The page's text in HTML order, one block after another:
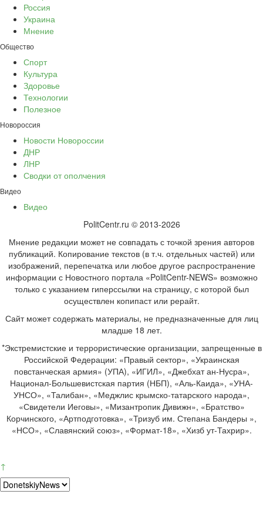
Россия
Украина
Мнение
Общество
Спорт
Культура
Здоровье
Технологии
Полезное
Новороссия
Новости Новороссии
ДНР
ЛНР
Сводки от ополчения
Видео
Видео
PolitCentr.ru © 2013-2026
Мнение редакции может не совпадать с точкой зрения авторов
публикаций. Копирование текстов (в т.ч. отдельных частей) или
изображений, перепечатка или любое другое распространение
информации с Новостного портала «PolitCentr-NEWS» возможно
только с указанием гиперссылки на страницу, с которой был
осуществлен копипаст или рерайт.
Сайт может содержать материалы, не предназначенные для лиц
младше 18 лет.
*Экстремистские и террористические организации, запрещенные в
Российской Федерации: «Правый сектор», «Украинская
повстанческая армия» (УПА), «ИГИЛ», «Джебхат ан-Нусра»,
Национал-Большевистская партия (НБП), «Аль-Каида», «УНА-
УНСО», «Талибан», «Меджлис крымско-татарского народа»,
«Свидетели Иеговы», «Мизантропик Дивижн», «Братство»
Корчинского, «Артподготовка», «Тризуб им. Степана Бандеры »,
«НСО», «Славянский союз», «Формат-18», «Хизб ут-Тахрир».
↑